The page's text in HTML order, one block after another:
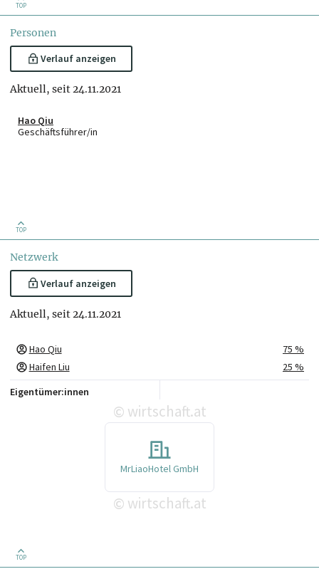
TOP
Personen
Verlauf anzeigen
Aktuell, seit 24.11.2021
Hao Qiu
Geschäftsführer/in
TOP
Netzwerk
Verlauf anzeigen
Aktuell, seit 24.11.2021
Hao Qiu
75 %
Haifen Liu
25 %
Eigentümer:innen
© wirtschaft.at
MrLiaoHotel GmbH
© wirtschaft.at
TOP